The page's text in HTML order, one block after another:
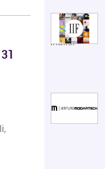
corso/analisi-